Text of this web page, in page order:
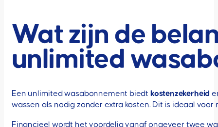
Wat zijn de
unlimited
Een unlimited wasabonnement biedt kostenzekerheid
wassen als nodig zonder extra kosten. Dit is ideaal
Financieel wordt het voordelig vanaf ongeveer twee